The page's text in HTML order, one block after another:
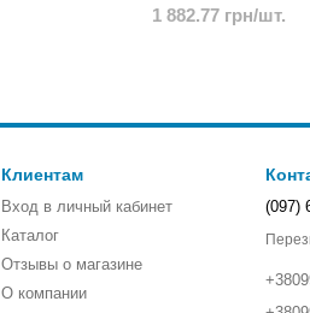
1 882.77 грн/шт.
Клиентам
Вход в личный кабинет
Каталог
Отзывы о магазине
О компании
(097)